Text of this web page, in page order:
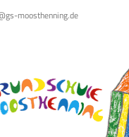
moosthenning.de